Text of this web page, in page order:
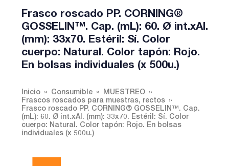
Frasco roscado PP. CORNING®
GOSSELIN™. Cap. (mL): 60. Ø int.xAl.
(mm): 33x70. Estéril: Sí. Color
cuerpo: Natural. Color tapón: Rojo.
En bolsas individuales (x 500u.)
Inicio Consumible
MUESTREO
Frascos roscados para muestras, rectos
Frasco roscado PP. CORNING® GOSSELIN™. Cap.
(mL): 60. Ø int.xAl. (mm): 33x70. Estéril: Sí. Color
cuerpo: Natural. Color tapón: Rojo. En bolsas
individuales (x 500u.)